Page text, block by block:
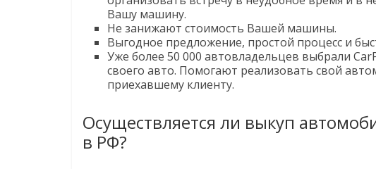
Вашу машину.
Не занижают стоимость Вашей машины.
Выгодное предложение, простой процесс и
Уже более 50 000 автовладельцев выбрали
своего авто. Помогают реализовать свой
приехавшему клиенту.
Осуществляется ли выкуп
в РФ?